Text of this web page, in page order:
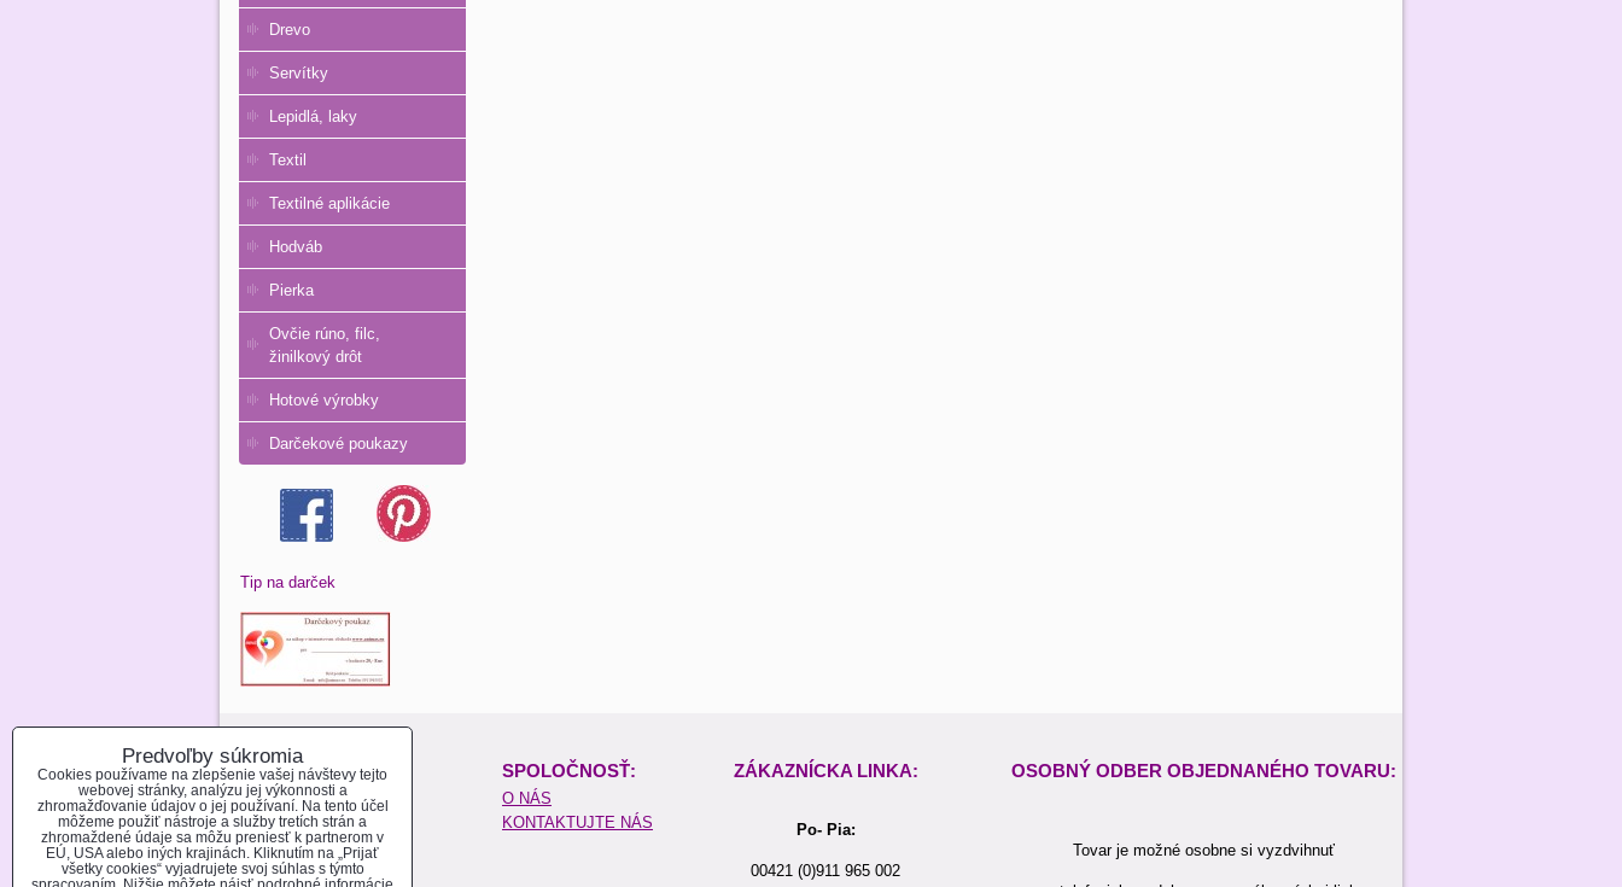
Drevo
Servítky
Lepidlá, laky
Textil
Textilné aplikácie
Hodváb
Pierka
Ovčie rúno, filc,
žinilkový drôt
Hotové výrobky
Darčekové poukazy
Tip na darček
O NAKUPOVANÍ: SPOLOČNOSŤ: ZÁKAZNÍCKA LINKA: OSOBNÝ ODBER OBJEDNANÉHO TOVARU:
REGISTROVAŤ SA
AKO NAKUPOVAŤ
MOŽNOSTI PLATBY
MOŽNOSTI DOPRAVY
O NÁS
KONTAKTUJTE NÁS
Po- Pia:
00421 (0)911 965 002
Tovar je možné osobne si vyzdvihnuť
Predvoľby súkromia
Cookies používame na zlepšenie vašej návštevy tejto
webovej stránky, analýzu jej výkonnosti a
zhromažďovanie údajov o jej používaní. Na tento účel
môžeme použiť nástroje a služby tretích strán a
zhromaždené údaje sa môžu preniesť k partnerom v
EÚ, USA alebo iných krajinách. Kliknutím na „Prijať
všetky cookies“ vyjadrujete svoj súhlas s týmto